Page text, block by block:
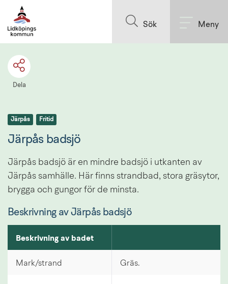
Sök Meny
Dela
Järpås Fritid
Järpås badsjö
Järpås badsjö är en mindre badsjö i utkanten av
Järpås samhälle. Här finns strandbad, stora gräsytor,
brygga och gungor för de minsta.
Beskrivning av Järpås badsjö
Beskrivning av badet
Mark/strand Gräs.